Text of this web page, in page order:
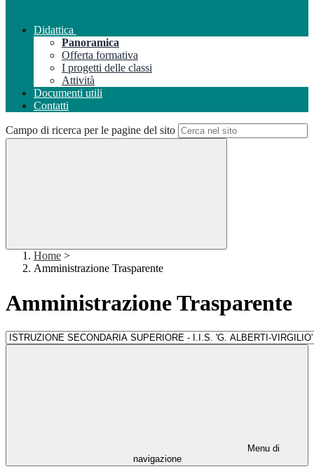
Didattica
Panoramica
Offerta formativa
I progetti delle classi
Attività
Documenti utili
Contatti
Campo di ricerca per le pagine del sito
Home >
Amministrazione Trasparente
Amministrazione Trasparente
Menu di
navigazione